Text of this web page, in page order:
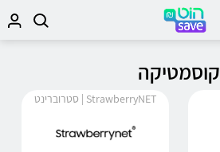
קוסמטיקה
StrawberryNET | סטרוברינט